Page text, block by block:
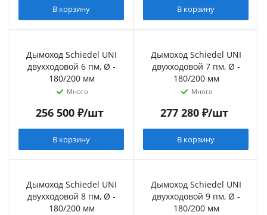
В корзину В корзину
Дымоход Schiedel UNI
двухходовой 6 пм, Ø -
180/200 мм
Много
256 500₽/шт
В корзину
Дымоход Schiedel UNI
двухходовой 7 пм, Ø -
180/200 мм
Много
277 280₽/шт
В корзину
Дымоход Schiedel UNI
двухходовой 8 пм, Ø -
180/200 мм
Дымоход Schiedel UNI
двухходовой 9 пм, Ø -
180/200 мм